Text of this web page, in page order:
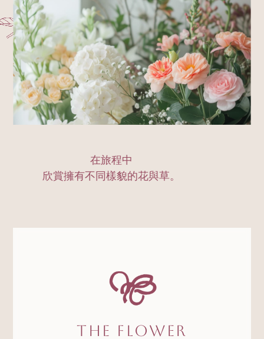
在旅程中
欣賞擁有不同樣貌的花與草。
The Flower